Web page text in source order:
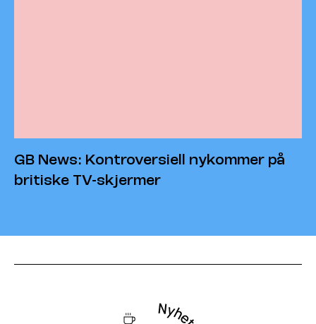
GB News: Kontroversiell nykommer på
britiske TV-skjermer